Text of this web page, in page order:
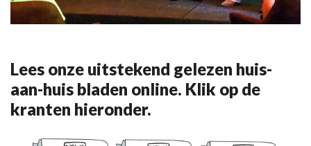
Lees onze uitstekend gelezen huis-
aan-huis bladen online. Klik op de
kranten hieronder.